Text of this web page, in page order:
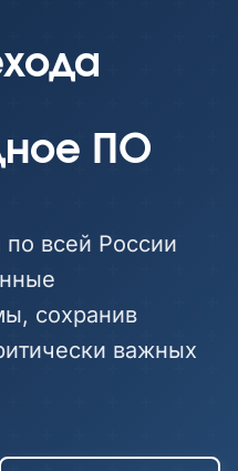
ПО
всей России
сохранив
важных